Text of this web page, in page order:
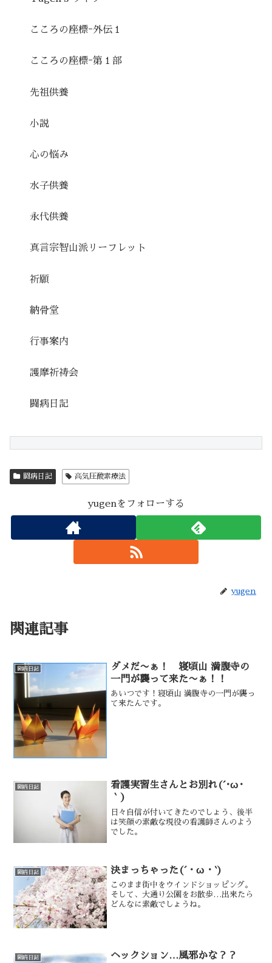
こころの座標ｰ外伝１
こころの座標ｰ第１部
先祖供養
小説
心の悩み
水子供養
永代供養
真言宗智山派リーフレット
祈願
納骨堂
行事案内
護摩祈祷会
闘病日記
闘病日記 高気圧酸素療法
yugenをフォローする
yugen
関連記事
闘病日記
ダメだ〜ぁ！ 寝頃山 満腹寺の
一門が襲って来た〜ぁ！！
あいつです！寝頃山 満腹寺の一門が襲っ
て来たんです。
闘病日記
看護実習生さんとお別れ(´･ω･
｀)
日々自信が付いてきたのでしょう、後半
は笑顔の素敵な現役の看護師さんのよう
でした。
闘病日記 決まっちゃった(´・ω・`)
このまま街中をウインドショッピング。
そして、大通り公園をお散歩…出来たら
どんなに素敵でしょうね。
闘病日記 ヘックション…風邪かな？？